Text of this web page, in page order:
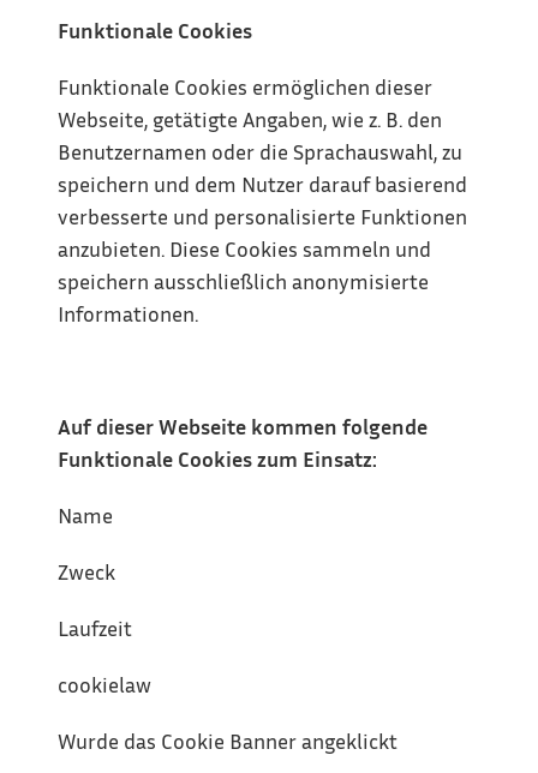
Funktionale Cookies
Funktionale Cookies ermöglichen dieser
Webseite, getätigte Angaben, wie z. B. den
Benutzernamen oder die Sprachauswahl, zu
speichern und dem Nutzer darauf basierend
verbesserte und personalisierte Funktionen
anzubieten. Diese Cookies sammeln und
speichern ausschließlich anonymisierte
Informationen.
Auf dieser Webseite kommen folgende
Funktionale Cookies zum Einsatz:
Name
Zweck
Laufzeit
cookielaw
Wurde das Cookie Banner angeklickt